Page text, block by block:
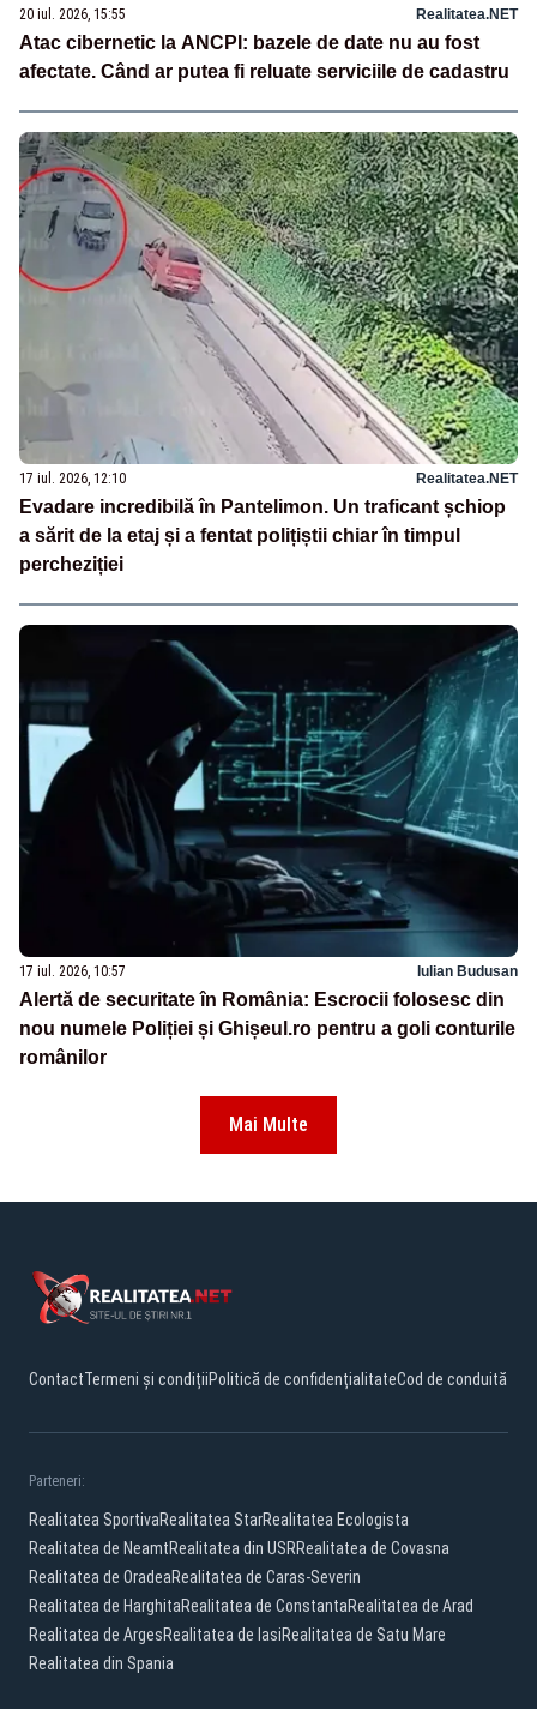
20 iul. 2026, 15:55 Realitatea.NET
Atac cibernetic la ANCPI: bazele de date nu au fost
afectate. Când ar putea fi reluate serviciile de cadastru
17 iul. 2026, 12:10 Realitatea.NET
Evadare incredibilă în Pantelimon. Un traficant șchiop
a sărit de la etaj și a fentat polițiștii chiar în timpul
percheziției
17 iul. 2026, 10:57 Iulian Budusan
Alertă de securitate în România: Escrocii folosesc din
nou numele Poliției și Ghișeul.ro pentru a goli conturile
românilor
Mai Multe
ContactTermeni și condițiiPolitică de confidențialitateCod de conduită
Parteneri:
Realitatea SportivaRealitatea StarRealitatea Ecologista
Realitatea de NeamtRealitatea din USRRealitatea de Covasna
Realitatea de OradeaRealitatea de Caras-Severin
Realitatea de HarghitaRealitatea de ConstantaRealitatea de Arad
Realitatea de ArgesRealitatea de IasiRealitatea de Satu Mare
Realitatea din Spania